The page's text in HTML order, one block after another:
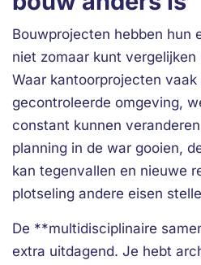
Bouwprojecten hebben hun
niet zomaar kunt
Waar kantoorprojecten
gecontroleerde omgeving,
constant kunnen
planning in de war gooien,
kan tegenvallen en nieuwe
plotseling andere eisen
De **multidisciplinaire
extra uitdagend. Je hebt